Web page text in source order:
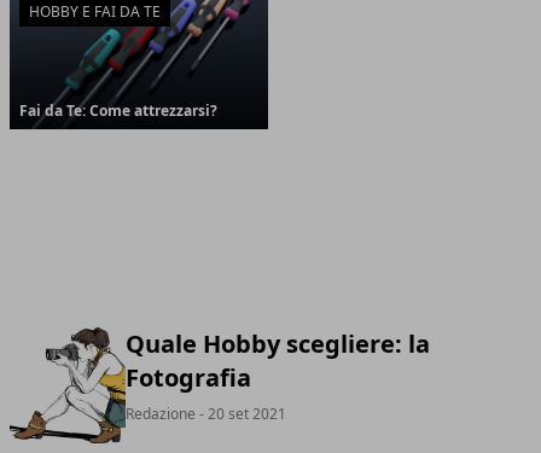
HOBBY E FAI DA TE
Fai da Te: Come attrezzarsi?
Quale Hobby scegliere: la
Fotografia
Redazione - 20 set 2021